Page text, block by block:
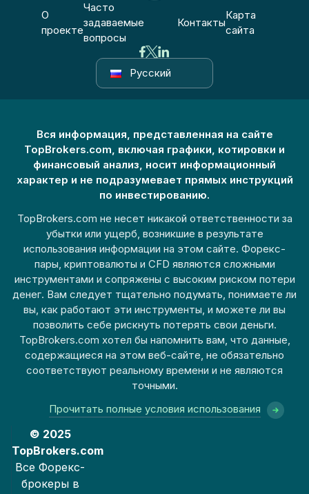
О
проекте
Часто
задаваемые
вопросы
Контакты
Карта
сайта
Русский
Вся информация, представленная на сайте
TopBrokers.com, включая графики, котировки и
финансовый анализ, носит информационный
характер и не подразумевает прямых инструкций
по инвестированию.
TopBrokers.com не несет никакой ответственности за
убытки или ущерб, возникшие в результате
использования информации на этом сайте. Форекс-
пары, криптовалюты и CFD являются сложными
инструментами и сопряжены с высоким риском потери
денег. Вам следует тщательно подумать, понимаете ли
вы, как работают эти инструменты, и можете ли вы
позволить себе рискнуть потерять свои деньги.
TopBrokers.com хотел бы напомнить вам, что данные,
содержащиеся на этом веб-сайте, не обязательно
соответствуют реальному времени и не являются
точными.
Прочитать полные условия использования
© 2025
TopBrokers.com
Все Форекс-
брокеры в